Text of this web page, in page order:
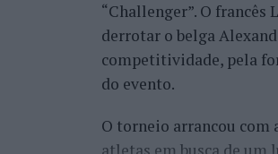
“Challenger”. O
derrotar o belga
competitividade, pela
do evento.
O torneio arrancou com